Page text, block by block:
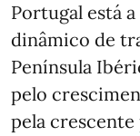
Portugal está
dinâmico de
Península
pelo
pela